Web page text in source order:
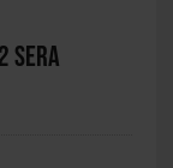
sera